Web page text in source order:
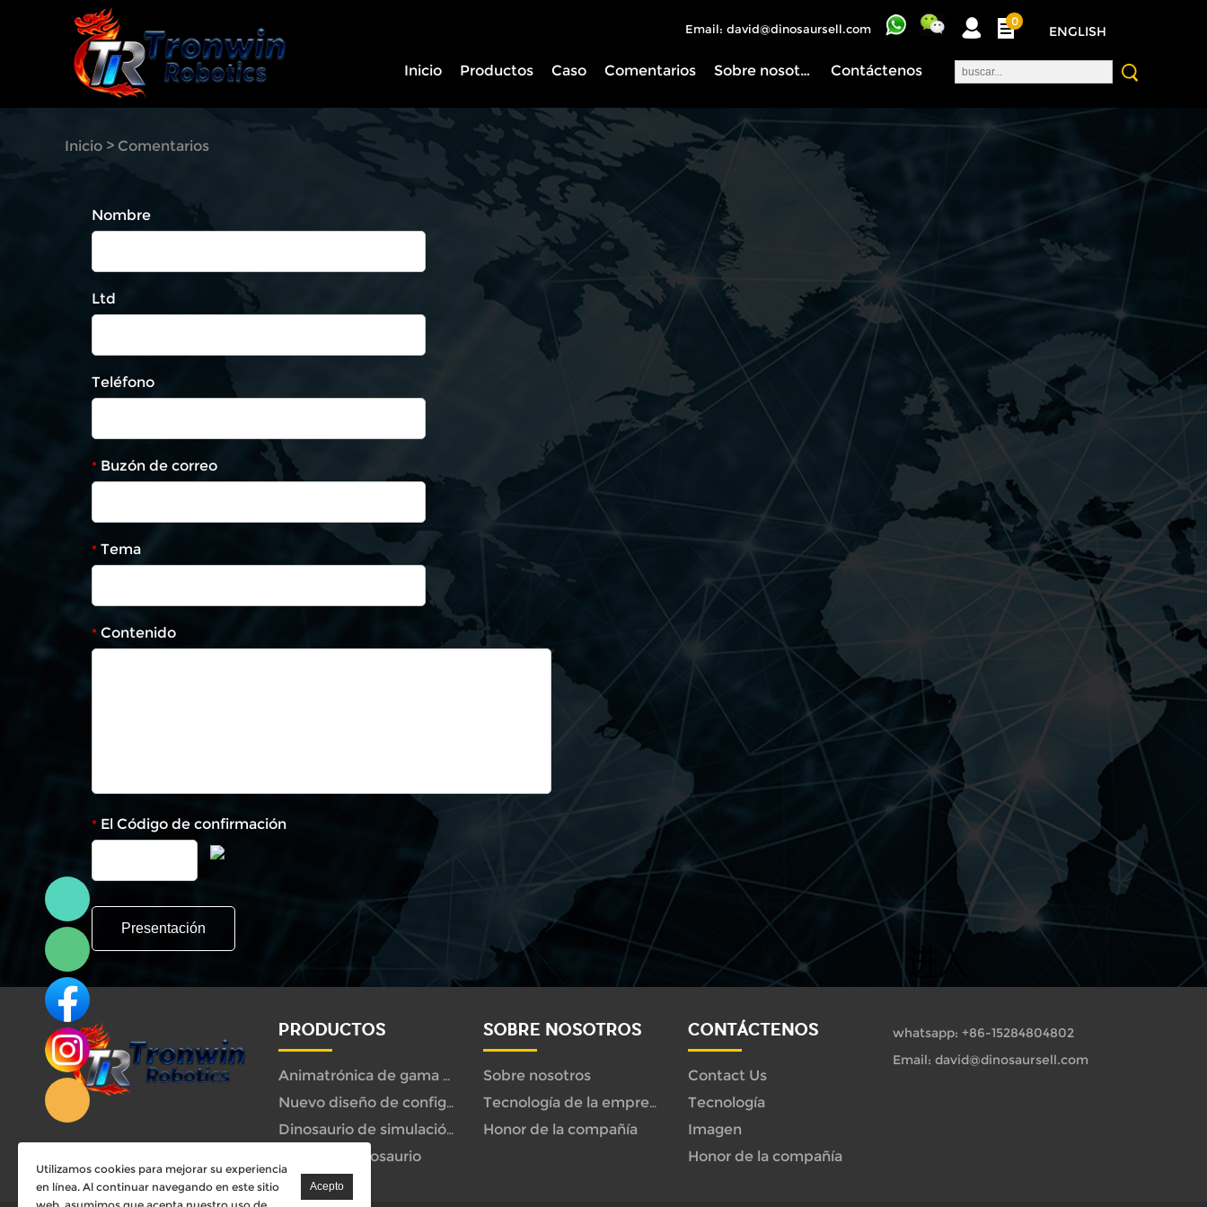
Utilizamos cookies para mejorar su experiencia
en línea. Al continuar navegando en este sitio
Email: david@dinosaursell.com
0
ENGLISH
Inicio Productos Caso Comentarios Sobre nosotros Contáctenos
Inicio > Comentarios
Nombre
Ltd
Teléfono
* Buzón de correo
* Tema
* Contenido
* El Código de confirmación
PRODUCTOS
Animatrónica de gama alta
Nuevo diseño de configuración
Dinosaurio de simulación
Paseo de dinosaurio
SOBRE NOSOTROS
Sobre nosotros
Tecnología de la empresa
Honor de la compañía
CONTÁCTENOS
Contact Us
Tecnología
Imagen
Honor de la compañía
whatsapp: +86-15284804802
Email: david@dinosaursell.com
Linda
Linda